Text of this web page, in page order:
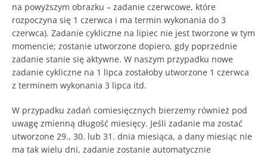
na powyższym obrazku – zadanie czerwcowe, które
rozpoczyna się 1 czerwca i ma termin wykonania do 3
czerwca). Zadanie cykliczne na lipiec nie jest tworzone w tym
momencie; zostanie utworzone dopiero, gdy poprzednie
zadanie stanie się aktywne. W naszym przypadku nowe
zadanie cykliczne na 1 lipca zostałoby utworzone 1 czerwca
z terminem wykonania 3 lipca itd.
W przypadku zadań comiesięcznych bierzemy również pod
uwagę zmienną długość miesięcy. Jeśli zadanie ma zostać
utworzone 29., 30. lub 31. dnia miesiąca, a dany miesiąc nie
ma tak wielu dni, zadanie zostanie automatycznie